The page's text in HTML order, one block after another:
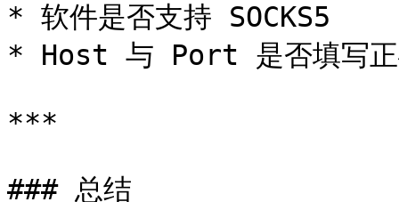
* 软件是否支持 SOCKS5
* Host 与 Port 是否填写
***
### 总结